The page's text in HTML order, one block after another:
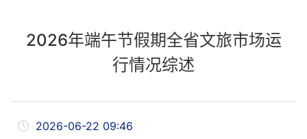
2026年端午节假期全省文旅市场运
行情况综述
2026-06-22 09:46